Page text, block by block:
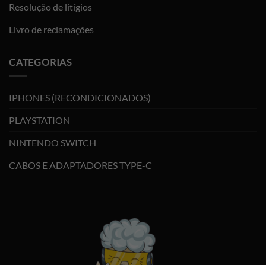
Resolução de litígios
Livro de reclamações
CATEGORIAS
IPHONES (RECONDICIONADOS)
PLAYSTATION
NINTENDO SWITCH
CABOS E ADAPTADORES TYPE-C